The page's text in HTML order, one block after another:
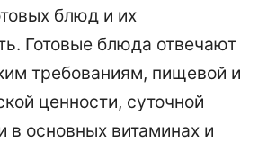
блюд и их
Готовые блюда отвечают
требованиям, пищевой и
ценности, суточной
в основных витаминах и